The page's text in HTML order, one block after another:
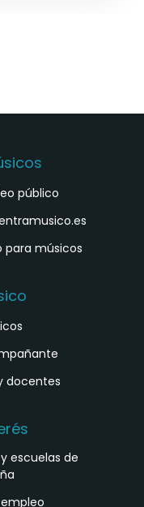
público
para músicos
docentes
escuelas de